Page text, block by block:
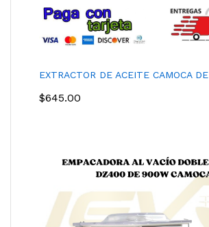
EXTRACTOR DE ACEITE CAMOCA
$645.00